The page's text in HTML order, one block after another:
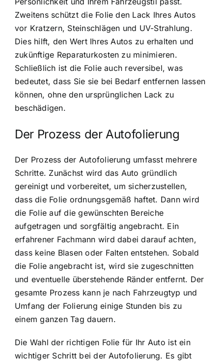
Zweitens schützt die Folie den Lack Ihres Autos
vor Kratzern, Steinschlägen und UV-Strahlung.
Dies hilft, den Wert Ihres Autos zu erhalten und
zukünftige Reparaturkosten zu minimieren.
Schließlich ist die Folie auch reversibel, was
bedeutet, dass Sie sie bei Bedarf entfernen lassen
können, ohne den ursprünglichen Lack zu
beschädigen.
Der Prozess der Autofolierung
Der Prozess der Autofolierung umfasst mehrere
Schritte. Zunächst wird das Auto gründlich
gereinigt und vorbereitet, um sicherzustellen,
dass die Folie ordnungsgemäß haftet. Dann wird
die Folie auf die gewünschten Bereiche
aufgetragen und sorgfältig angebracht. Ein
erfahrener Fachmann wird dabei darauf achten,
dass keine Blasen oder Falten entstehen. Sobald
die Folie angebracht ist, wird sie zugeschnitten
und eventuelle überstehende Ränder entfernt. Der
gesamte Prozess kann je nach Fahrzeugtyp und
Umfang der Folierung einige Stunden bis zu
einem ganzen Tag dauern.
Die Wahl der richtigen Folie für Ihr Auto ist ein
wichtiger Schritt bei der Autofolierung. Es gibt